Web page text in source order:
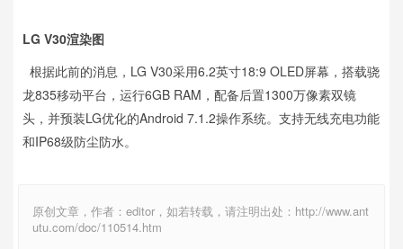
LG V30渲染图
根据此前的消息，LG V30采用6.2英寸18:9 OLED屏幕，搭载骁
龙835移动平台，运行6GB RAM，配备后置1300万像素双镜
头，并预装LG优化的Android 7.1.2操作系统。支持无线充电功能
和IP68级防尘防水。
原创文章，作者：editor，如若转载，请注明出处：http://www.ant
utu.com/doc/110514.htm